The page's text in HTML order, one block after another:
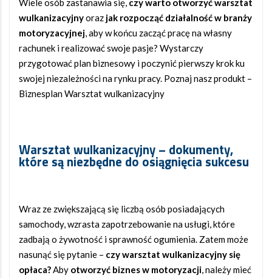
Wiele osób zastanawia się, czy warto otworzyć warsztat
wulkanizacyjnyoraz jak rozpocząć działalność w branży
motoryzacyjnej, aby w końcu zacząć pracę na własny
rachunek i realizować swoje pasje? Wystarczy
przygotować plan biznesowy i poczynić pierwszy krok ku
swojej niezależności na rynku pracy. Poznaj nasz produkt –
Biznesplan Warsztat wulkanizacyjny
Warsztat wulkanizacyjny– dokumenty,
które są niezbędne do osiągnięcia sukcesu
Wraz ze zwiększającą się liczbą osób posiadających
samochody, wzrasta zapotrzebowanie na usługi, które
zadbają o żywotność i sprawność ogumienia. Zatem może
nasunąć się pytanie – czy warsztat wulkanizacyjny się
opłaca?Aby otworzyć biznes w motoryzacji, należy mieć